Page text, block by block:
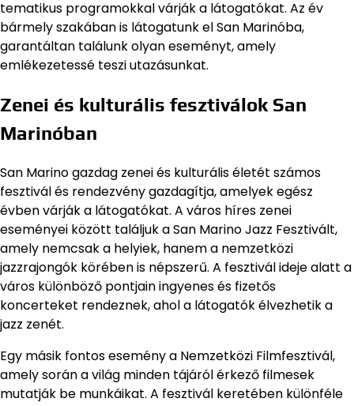
tematikus programokkal várják a látogatókat. Az év
bármely szakában is látogatunk el San Marinóba,
garantáltan találunk olyan eseményt, amely
emlékezetessé teszi utazásunkat.
Zenei és kulturális fesztiválok San
Marinóban
San Marino gazdag zenei és kulturális életét számos
fesztivál és rendezvény gazdagítja, amelyek egész
évben várják a látogatókat. A város híres zenei
eseményei között találjuk a San Marino Jazz Fesztivált,
amely nemcsak a helyiek, hanem a nemzetközi
jazzrajongók körében is népszerű. A fesztivál ideje alatt a
város különböző pontjain ingyenes és fizetős
koncerteket rendeznek, ahol a látogatók élvezhetik a
jazz zenét.
Egy másik fontos esemény a Nemzetközi Filmfesztivál,
amely során a világ minden tájáról érkező filmesek
mutatják be munkáikat. A fesztivál keretében különféle